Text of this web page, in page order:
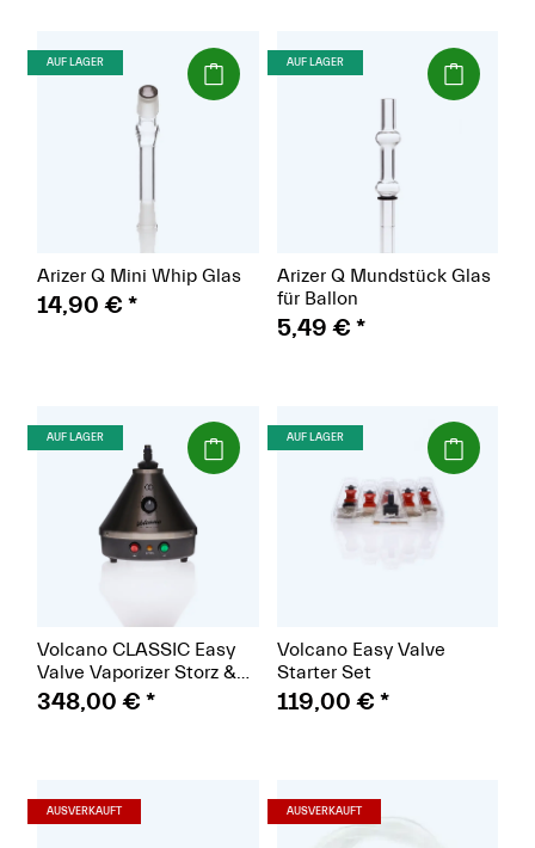
AUF LAGER (Paket)
Arizer Q Mini Whip Glas
14,90 € *
AUF LAGER (Paket)
Arizer Q Mundstück Glas
für Ballon
5,49 € *
AUF LAGER (Paket)
Volcano CLASSIC Easy
Valve Vaporizer Storz &
Bickel
348,00 € *
AUF LAGER (Paket)
Volcano Easy Valve
Starter Set
119,00 € *
AUSVERKAUFT (Paket) AUSVERKAUFT